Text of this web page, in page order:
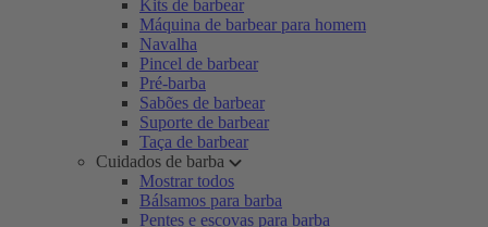
Kits de barbear
Máquina de barbear para homem
Navalha
Pincel de barbear
Pré-barba
Sabões de barbear
Suporte de barbear
Taça de barbear
Cuidados de barba
Mostrar todos
Bálsamos para barba
Pentes e escovas para barba